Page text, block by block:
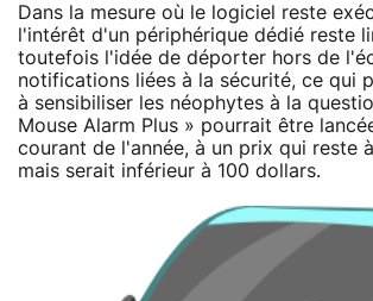
Dans la mesure où le logiciel reste
l'intérêt d'un périphérique dédié reste
toutefois l'idée de déporter hors de
notifications liées à la sécurité, ce qui
à sensibiliser les néophytes à la
Mouse Alarm Plus » pourrait être
courant de l'année, à un prix qui reste
mais serait inférieur à 100 dollars.